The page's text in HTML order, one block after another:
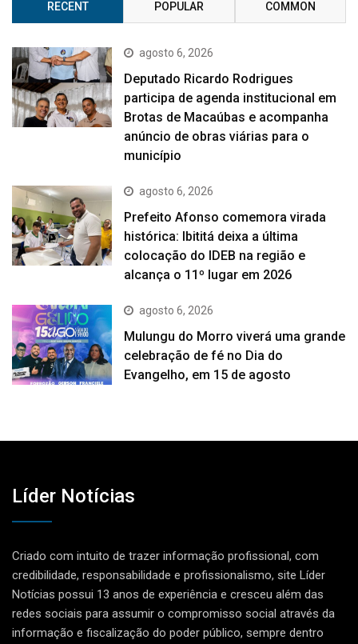
RECENT POPULAR COMMON
agosto 6, 2026
Deputado Ricardo Rodrigues
participa de agenda institucional em
Brotas de Macaúbas e acompanha
anúncio de obras viárias para o
município
agosto 6, 2026
Prefeito Afonso comemora virada
histórica: Ibititá deixa a última
colocação do IDEB na região e
alcança o 11º lugar em 2026
agosto 6, 2026
Mulungu do Morro viverá uma grande
celebração de fé no Dia do
Evangelho, em 15 de agosto
Líder Notícias
Criado com intuito de trazer informação profissional, com
credibilidade, responsabilidade e profissionalismo, site Líder
Notícias possui 13 anos de experiência e cresceu além das
redes sociais para assumir o compromisso social através da
informação e fiscalização do poder público, sempre dentro